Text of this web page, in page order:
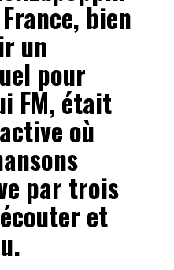
bien
un
pour
FM, était
où
par trois
et